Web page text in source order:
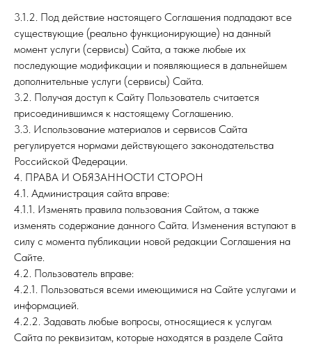
3.1.2. Под действие настоящего Соглашения подпадают все
существующие (реально функционирующие) на данный
момент услуги (сервисы) Сайта, а также любые их
последующие модификации и появляющиеся в дальнейшем
дополнительные услуги (сервисы) Сайта.
3.2. Получая доступ к Сайту Пользователь считается
присоединившимся к настоящему Соглашению.
3.3. Использование материалов и сервисов Сайта
регулируется нормами действующего законодательства
Российской Федерации.
4. ПРАВА И ОБЯЗАННОСТИ СТОРОН
4.1. Администрация сайта вправе:
4.1.1. Изменять правила пользования Сайтом, а также
изменять содержание данного Сайта. Изменения вступают в
силу с момента публикации новой редакции Соглашения на
Сайте.
4.2. Пользователь вправе:
4.2.1. Пользоваться всеми имеющимися на Сайте услугами и
информацией.
4.2.2. Задавать любые вопросы, относящиеся к услугам
Сайта по реквизитам, которые находятся в разделе Сайта